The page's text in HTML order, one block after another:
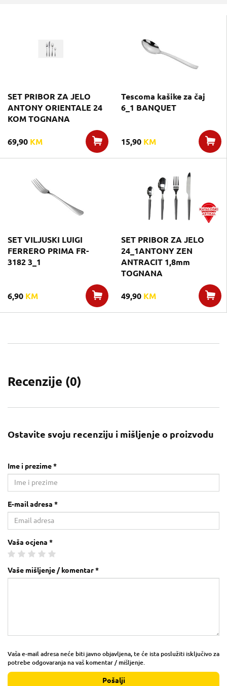
SET PRIBOR ZA JELO
ANTONY ORIENTALE 24
KOM TOGNANA
69,90 KM
Tescoma kašike za čaj
6_1 BANQUET
15,90 KM
SET VILJUSKI LUIGI
FERRERO PRIMA FR-
3182 3_1
6,90 KM
SET PRIBOR ZA JELO
24_1ANTONY ZEN
ANTRACIT 1,8mm
TOGNANA
49,90 KM
Recenzije (0)
Ostavite svoju recenziju i mišljenje o proizvodu
Ime i prezime *
E-mail adresa *
Vaša ocjena *
Vaše mišljenje / komentar *
Vaša e-mail adresa neće biti javno objavljena, te će ista poslužiti isključivo za
potrebe odgovaranja na vaš komentar / mišljenje.
Pošalji